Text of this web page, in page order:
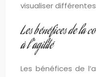
visualiser
Les bénéfices de la
à l’agilité
Les bénéfices de